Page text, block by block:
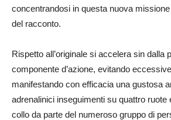
concentrandosi in questa nuova
del racconto.
Rispetto all’originale si accelera sin dalla
componente d’azione, evitando
manifestando con efficacia una gustosa
adrenalinici inseguimenti su quattro ruote
collo da parte del numeroso gruppo di